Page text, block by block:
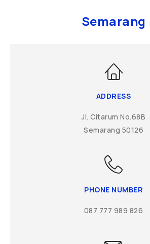
Semarang
ADDRESS
Jl. Citarum No.68B
Semarang 50126
PHONE NUMBER
087 777 989 826